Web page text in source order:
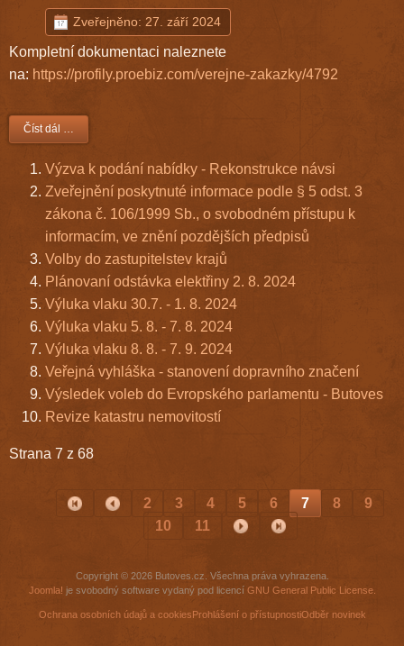
Zveřejněno: 27. září 2024
Kompletní dokumentaci naleznete
na: https://profily.proebiz.com/verejne-zakazky/4792
Číst dál …
Výzva k podání nabídky - Rekonstrukce návsi
Zveřejnění poskytnuté informace podle § 5 odst. 3
zákona č. 106/1999 Sb., o svobodném přístupu k
informacím, ve znění pozdějších předpisů
Volby do zastupitelstev krajů
Plánovaní odstávka elektřiny 2. 8. 2024
Výluka vlaku 30.7. - 1. 8. 2024
Výluka vlaku 5. 8. - 7. 8. 2024
Výluka vlaku 8. 8. - 7. 9. 2024
Veřejná vyhláška - stanovení dopravního značení
Výsledek voleb do Evropského parlamentu - Butoves
Revize katastru nemovitostí
Strana 7 z 68
2 3 4 5 6 7 8
9
10
11
Copyright © 2026 Butoves.cz. Všechna práva vyhrazena.
Joomla! je svobodný software vydaný pod licencí GNU General Public License.
Ochrana osobních údajů a cookiesProhlášení o přístupnostiOdběr novinek